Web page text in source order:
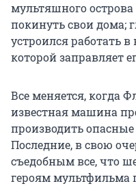
мультяшного
покинуть свои дома;
устроился работать
которой заправляет
Все меняется, когда
известная машина
производить
Последние, в свою
съедобным все, что
героям мультфильма